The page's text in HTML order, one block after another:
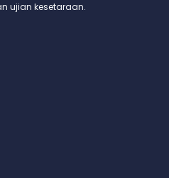
ujian kesetaraan.